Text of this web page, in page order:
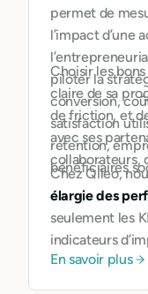
permet de
l’impact d’une
piloter la
conversion,
satisfaction
rétention,
bénéficiaires
Choisir les
claire de sa
de friction, et
avec ses
collaborateurs,
Chez Qileo,
élargie des
seulement les
indicateurs
Cela permet
En savoir plus